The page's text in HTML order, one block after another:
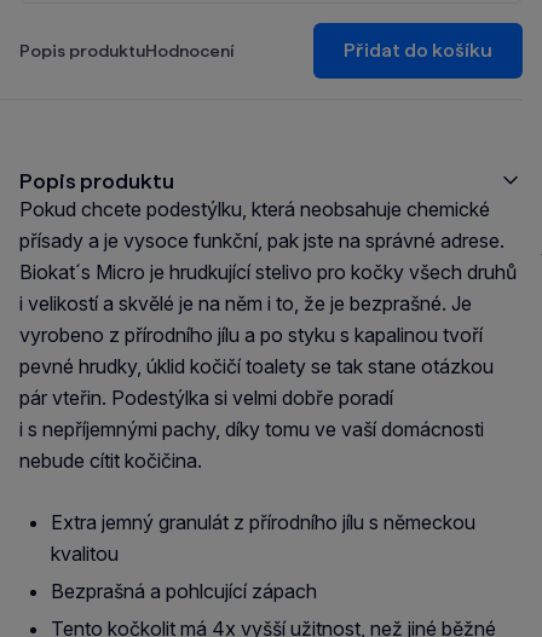
Popis produktuHodnocení Přidat do košíku
Popis produktu
Pokud chcete podestýlku, která neobsahuje chemické
přísady a je vysoce funkční, pak jste na správné adrese.
Biokat´s Micro je hrudkující stelivo pro kočky všech druhů
i velikostí a skvělé je na něm i to, že je bezprašné. Je
vyrobeno z přírodního jílu a po styku s kapalinou tvoří
pevné hrudky, úklid kočičí toalety se tak stane otázkou
pár vteřin. Podestýlka si velmi dobře poradí
i s nepříjemnými pachy, díky tomu ve vaší domácnosti
nebude cítit kočičina.
Extra jemný granulát z přírodního jílu s německou
kvalitou
Bezprašná a pohlcující zápach
Tento kočkolit má 4x vyšší užitnost, než jiné běžné